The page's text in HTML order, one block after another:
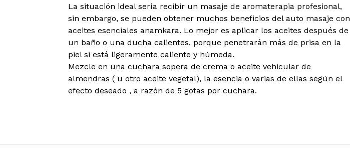
La situación ideal sería recibir un masaje de aromaterapia profesional,
sin embargo, se pueden obtener muchos beneficios del auto masaje con
aceites esenciales anamkara. Lo mejor es aplicar los aceites después de
un baño o una ducha calientes, porque penetrarán más de prisa en la
piel si está ligeramente caliente y húmeda.
Mezcle en una cuchara sopera de crema o aceite vehicular de
almendras ( u otro aceite vegetal), la esencia o varias de ellas según el
efecto deseado , a razón de 5 gotas por cuchara.